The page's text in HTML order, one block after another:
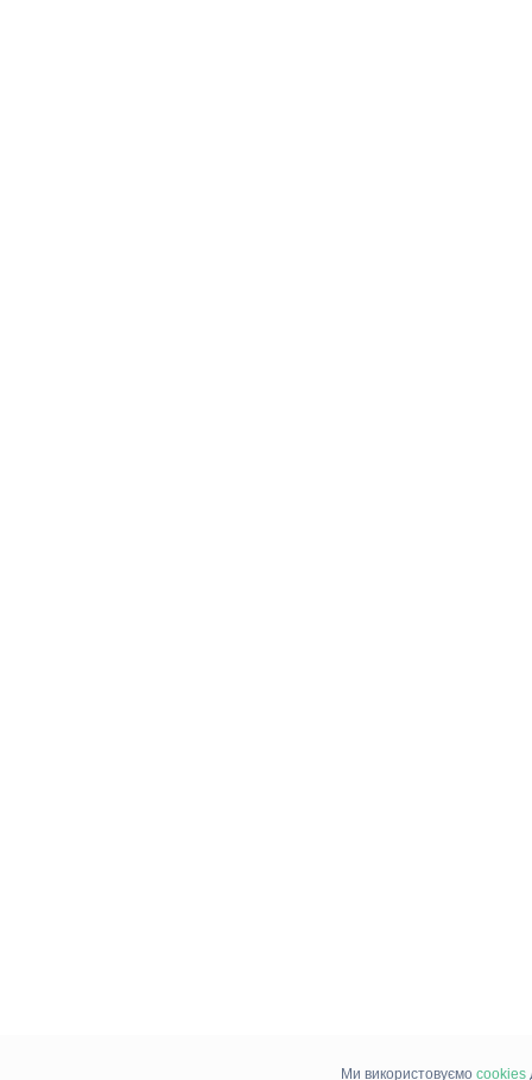
Ми використовуємо cookies